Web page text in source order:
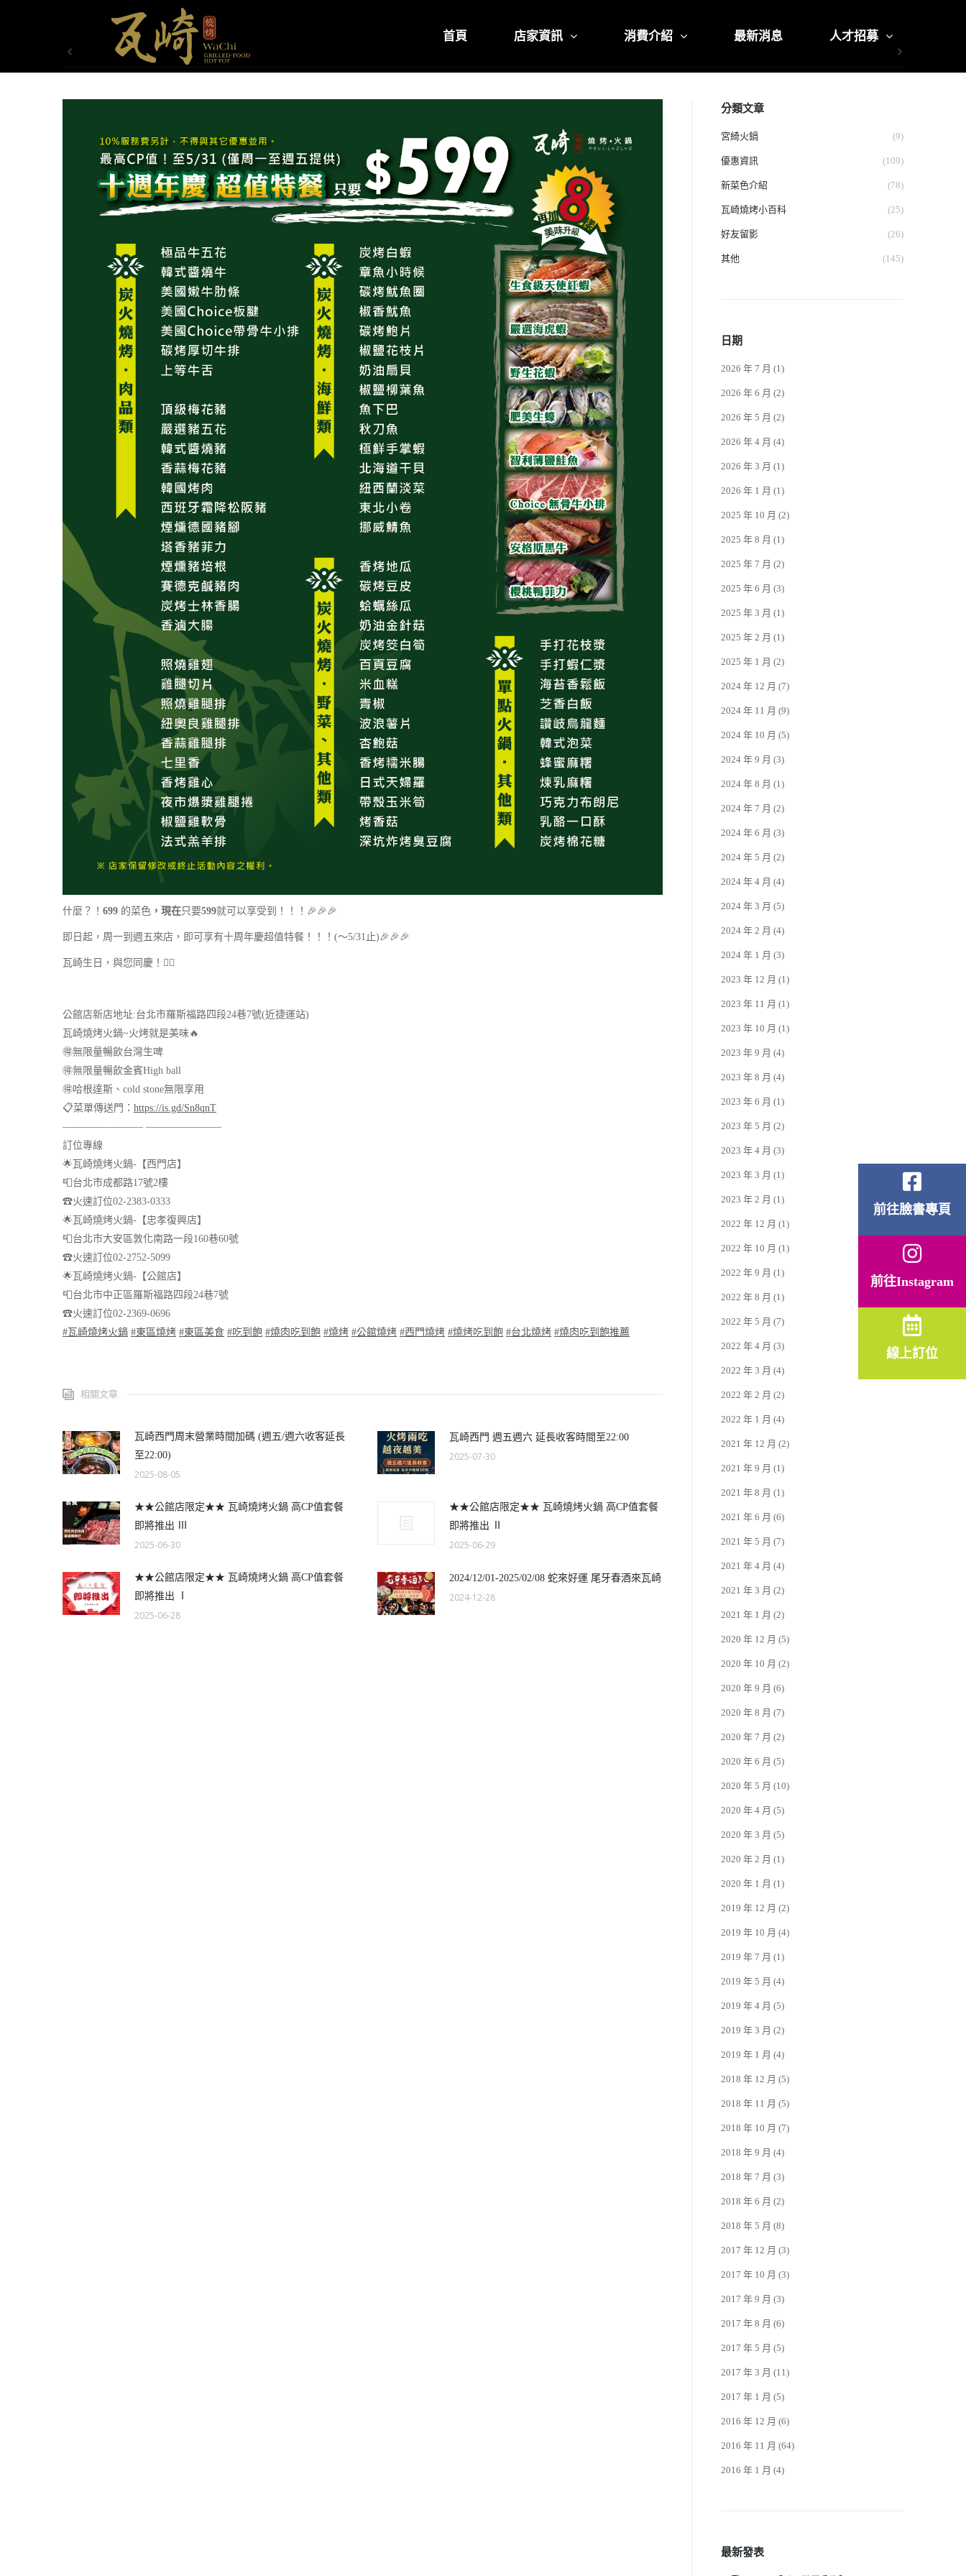
首頁 店家資訊 消費介紹 最新消息 人才招募
什麼？！ 699 的菜色 ，現在只要599就可以享受到！！！ 🎉🎉🎉
即日起，周一到週五來店，即可享有十周年慶超值特餐！！！(～5/31止)🎉🎉🎉
瓦崎生日，與您同慶！🙋‍♂
公館店新店地址:台北市羅斯福路四段24巷7號(近捷運站)
瓦崎燒烤火鍋~火烤就是美味🔥
🉐無限量暢飲台灣生啤
🉐無限量暢飲金賓High ball
🉐哈根達斯、cold stone無限享用
📋菜單傳送門： https://is.gd/Sn8qnT
———————— ———————–
訂位專線
🌟瓦崎燒烤火鍋-【西門店】
📮台北市成都路17號2樓
☎火速訂位02-2383-0333
🌟瓦崎燒烤火鍋-【忠孝復興店】
📮台北市大安區敦化南路一段160巷60號
☎火速訂位02-2752-5099
🌟瓦崎燒烤火鍋-【公館店】
📮台北市中正區羅斯福路四段24巷7號
☎火速訂位02-2369-0696
#瓦崎燒烤火鍋 #東區燒烤 #東區美食 #吃到飽 #燒肉吃到飽 #燒烤 #公館燒烤 #西門燒烤 #燒烤吃到飽 #台北燒烤 #燒肉吃到飽推薦
相關文章
瓦崎西門周末營業時間加碼 (週五/週六收客延長
至22:00)
2025-08-05
瓦崎西門 週五週六 延長收客時間至22:00
2025-07-30
★★公館店限定★★ 瓦崎燒烤火鍋 高CP值套餐
即將推出 Ⅲ
2025-06-30
★★公館店限定★★ 瓦崎燒烤火鍋 高CP值套餐
即將推出 Ⅱ
2025-06-29
★★公館店限定★★ 瓦崎燒烤火鍋 高CP值套餐
即將推出 Ⅰ
2025-06-28
2024/12/01-2025/02/08 蛇來好運 尾牙春酒來瓦崎
2024-12-28
分類文章
宮綺火鍋 (9)
優惠資訊 (109)
新菜色介紹 (78)
瓦崎燒烤小百科 (25)
好友留影 (26)
其他 (145)
日期
2026 年 7 月 (1)
2026 年 6 月 (2)
2026 年 5 月 (2)
2026 年 4 月 (4)
2026 年 3 月 (1)
2026 年 1 月 (1)
2025 年 10 月 (2)
2025 年 8 月 (1)
2025 年 7 月 (2)
2025 年 6 月 (3)
2025 年 3 月 (1)
2025 年 2 月 (1)
2025 年 1 月 (2)
2024 年 12 月 (7)
2024 年 11 月 (9)
2024 年 10 月 (5)
2024 年 9 月 (3)
2024 年 8 月 (1)
2024 年 7 月 (2)
2024 年 6 月 (3)
2024 年 5 月 (2)
2024 年 4 月 (4)
2024 年 3 月 (5)
2024 年 2 月 (4)
2024 年 1 月 (3)
2023 年 12 月 (1)
2023 年 11 月 (1)
2023 年 10 月 (1)
2023 年 9 月 (4)
2023 年 8 月 (4)
2023 年 6 月 (1)
2023 年 5 月 (2)
2023 年 4 月 (3)
2023 年 3 月 (1)
2023 年 2 月 (1)
2022 年 12 月 (1)
2022 年 10 月 (1)
2022 年 9 月 (1)
2022 年 8 月 (1)
2022 年 5 月 (7)
2022 年 4 月 (3)
2022 年 3 月 (4)
2022 年 2 月 (2)
2022 年 1 月 (4)
2021 年 12 月 (2)
2021 年 9 月 (1)
2021 年 8 月 (1)
2021 年 6 月 (6)
2021 年 5 月 (7)
2021 年 4 月 (4)
2021 年 3 月 (2)
2021 年 1 月 (2)
2020 年 12 月 (5)
2020 年 10 月 (2)
2020 年 9 月 (6)
2020 年 8 月 (7)
2020 年 7 月 (2)
2020 年 6 月 (5)
2020 年 5 月 (10)
2020 年 4 月 (5)
2020 年 3 月 (5)
2020 年 2 月 (1)
2020 年 1 月 (1)
2019 年 12 月 (2)
2019 年 10 月 (4)
2019 年 7 月 (1)
2019 年 5 月 (4)
2019 年 4 月 (5)
2019 年 3 月 (2)
2019 年 1 月 (4)
2018 年 12 月 (5)
2018 年 11 月 (5)
2018 年 10 月 (7)
2018 年 9 月 (4)
2018 年 7 月 (3)
2018 年 6 月 (2)
2018 年 5 月 (8)
2017 年 12 月 (3)
2017 年 10 月 (3)
2017 年 9 月 (3)
2017 年 8 月 (6)
2017 年 5 月 (5)
2017 年 3 月 (11)
2017 年 1 月 (5)
2016 年 12 月 (6)
2016 年 11 月 (64)
2016 年 1 月 (4)
最新發表
前往臉書專頁
前往Instagram
線上訂位